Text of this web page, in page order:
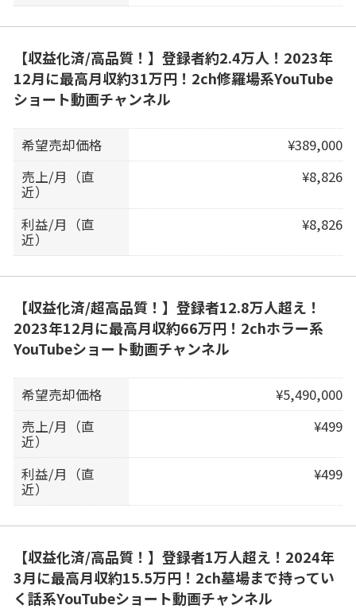
【収益化済/高品質！】登録者約2.4万人！2023年
12月に最高月収約31万円！2ch修羅場系YouTube
ショート動画チャンネル
希望売却価格
¥389,000
売上/月（直
近）
¥8,826
利益/月（直
近）
¥8,826
【収益化済/超高品質！】登録者12.8万人超え！
2023年12月に最高月収約66万円！2chホラー系
YouTubeショート動画チャンネル
希望売却価格
¥5,490,000
売上/月（直
近）
¥499
利益/月（直
近）
¥499
【収益化済/高品質！】登録者1万人超え！2024年
3月に最高月収約15.5万円！2ch墓場まで持ってい
く話系YouTubeショート動画チャンネル